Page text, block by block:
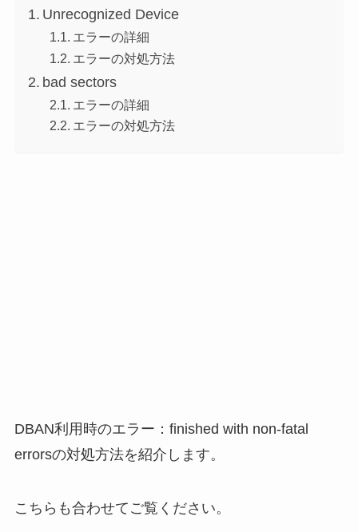
Unrecognized Device
エラーの詳細
エラーの対処方法
bad sectors
エラーの詳細
エラーの対処方法
DBAN利用時のエラー：finished with non-fatal
errorsの対処方法を紹介します。
こちらも合わせてご覧ください。